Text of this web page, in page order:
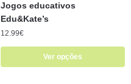
Jogos educativos
Edu&Kate’s
12.99€
Ver opções